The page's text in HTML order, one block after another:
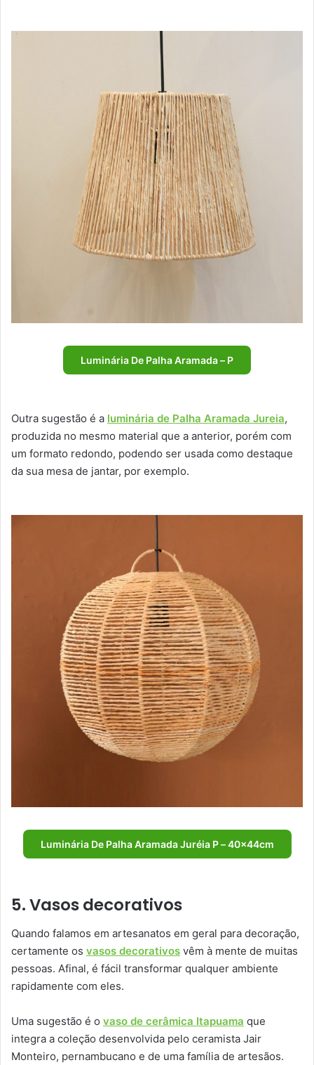
Luminária De Palha Aramada – P
Outra sugestão é a luminária de Palha Aramada Jureia,
produzida no mesmo material que a anterior, porém com
um formato redondo, podendo ser usada como destaque
da sua mesa de jantar, por exemplo.
Luminária De Palha Aramada Juréia P – 40x44cm
5. Vasos decorativos
Quando falamos em artesanatos em geral para decoração,
certamente os vasos decorativos vêm à mente de muitas
pessoas. Afinal, é fácil transformar qualquer ambiente
rapidamente com eles.
Uma sugestão é o vaso de cerâmica Itapuama que
integra a coleção desenvolvida pelo ceramista Jair
Monteiro, pernambucano e de uma família de artesãos.